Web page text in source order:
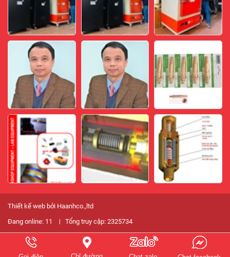
Thiết kế web bởi Haanhco.,ltd
Đang online: 11 Tổng truy cập: 2325734